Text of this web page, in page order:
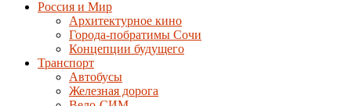
Россия и Мир
Архитектурное кино
Города-побратимы Сочи
Концепции будущего
Транспорт
Автобусы
Железная дорога